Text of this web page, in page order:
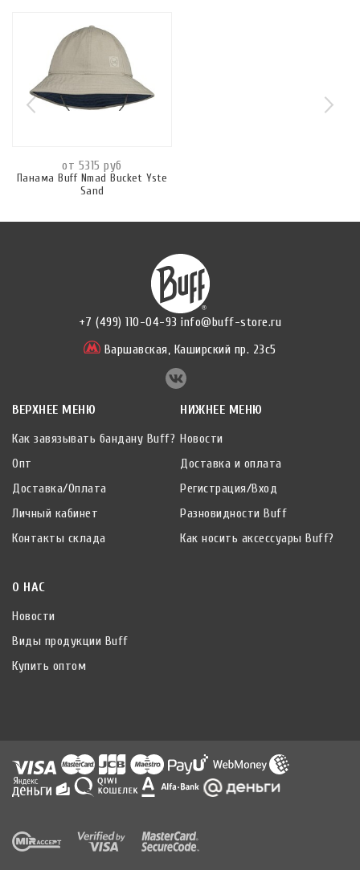
от 5315 руб
Панама Buff Nmad Bucket Yste
Sand
+7 (499) 110-04-93 info@buff-store.ru
Варшавская, Каширский пр. 23с5
ВЕРХНЕЕ МЕНЮ
Как завязывать бандану Buff?
Опт
Доставка/Оплата
Личный кабинет
Контакты склада
НИЖНЕЕ МЕНЮ
Новости
Доставка и оплата
Регистрация/Вход
Разновидности Buff
Как носить аксессуары Buff?
О НАС
Новости
Виды продукции Buff
Купить оптом